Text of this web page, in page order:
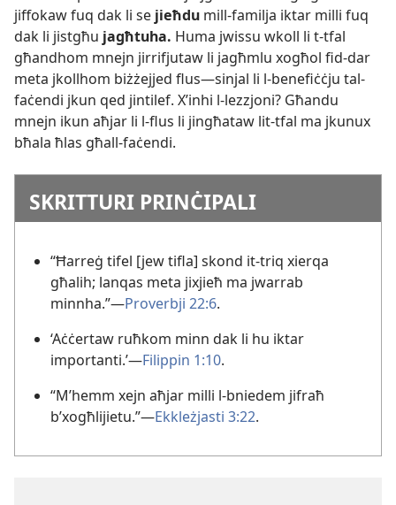
jiffokaw fuq dak li se jieħdu mill-​familja iktar milli fuq
dak li jistgħu jagħtuha. Huma jwissu wkoll li t-​tfal
għandhom mnejn jirrifjutaw li jagħmlu xogħol fid-​dar
meta jkollhom biżżejjed flus—sinjal li l-​benefiċċju tal-​
faċendi jkun qed jintilef. X’inhi l-​lezzjoni? Għandu
mnejn ikun aħjar li l-​flus li jingħataw lit-​tfal ma jkunux
bħala ħlas għall-​faċendi.
SKRITTURI PRINĊIPALI
“Ħarreġ tifel [jew tifla] skond it-​triq xierqa
għalih; lanqas meta jixjieħ ma jwarrab
minnha.”—Proverbji 22:6.
‘Aċċertaw ruħkom minn dak li hu iktar
importanti.’—Filippin 1:10.
“M’hemm xejn aħjar milli l-​bniedem jifraħ
b’xogħlijietu.”—Ekkleżjasti 3:22.